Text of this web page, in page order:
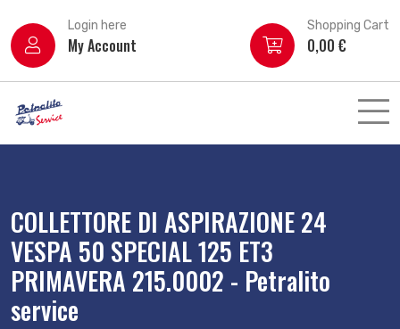
Login here
My Account
Shopping Cart
0,00 €
COLLETTORE DI ASPIRAZIONE 24
VESPA 50 SPECIAL 125 ET3
PRIMAVERA 215.0002 - Petralito
service